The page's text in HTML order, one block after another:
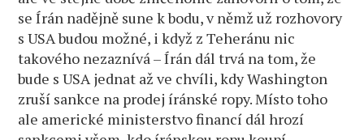
se Írán nadějně sune k bodu, v němž už rozhovory
s USA budou možné, i když z Teheránu nic
takového nezaznívá – Írán dál trvá na tom, že
bude s USA jednat až ve chvíli, kdy Washington
zruší sankce na prodej íránské ropy. Místo toho
ale americké ministerstvo financí dál hrozí